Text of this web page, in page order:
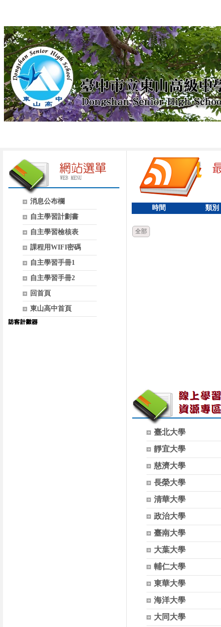
消息公布欄
自主學習計劃書
自主學習檢核表
課程用WIFI密碼
自主學習手冊1
自主學習手冊2
回首頁
東山高中首頁
時間 類別
全部
臺北大學
靜宜大學
慈濟大學
長榮大學
清華大學
政治大學
臺南大學
大葉大學
輔仁大學
東華大學
海洋大學
大同大學